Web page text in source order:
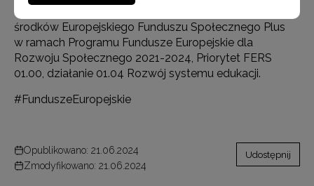
współfinansowanego przez Unię Europejską w ramach
środków Europejskiego Funduszu Społecznego Plus
w ramach Programu Fundusze Europejskie dla
Rozwoju Społecznego 2021-2024, Priorytet FERS
01.00, działanie 01.04 Rozwój systemu edukacji.
#FunduszeEuropejskie
Opublikowano: 21.06.2024
Zmodyfikowano: 21.06.2024
Udostępnij